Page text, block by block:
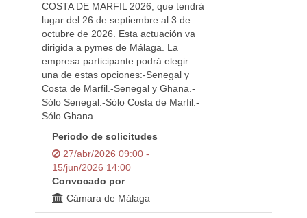
COSTA DE MARFIL 2026, que tendrá
lugar del 26 de septiembre al 3 de
octubre de 2026. Esta actuación va
dirigida a pymes de Málaga. La
empresa participante podrá elegir
una de estas opciones:-Senegal y
Costa de Marfil.-Senegal y Ghana.-
Sólo Senegal.-Sólo Costa de Marfil.-
Sólo Ghana.
Periodo de solicitudes
27/abr/2026 09:00 -
15/jun/2026 14:00
Convocado por
Cámara de Málaga